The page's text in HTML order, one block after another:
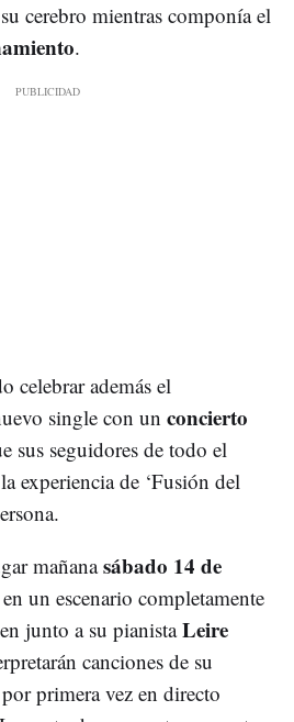
cerebro mientras componía el
.
celebrar además el
single con un concierto
sus seguidores de todo el
experiencia de ‘Fusión del
mañanasábado 14 de
un escenario completamente
junto a su pianistaLeire
canciones de su
primera vez en directo